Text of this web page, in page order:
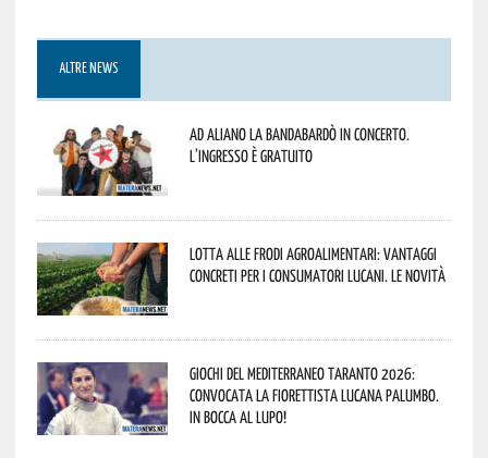
ALTRE NEWS
Ad Aliano la Bandabardò in concerto.
L’ingresso è gratuito
Lotta alle frodi agroalimentari: vantaggi
concreti per i consumatori lucani. Le novità
Giochi del Mediterraneo Taranto 2026:
convocata la fiorettista lucana Palumbo.
In bocca al lupo!